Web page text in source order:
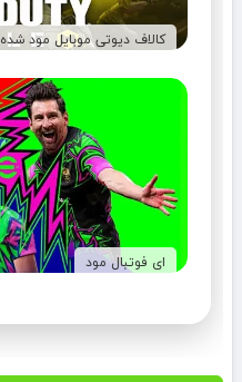
کالاف دیوتی موبایل مود شده
ای فوتبال مود